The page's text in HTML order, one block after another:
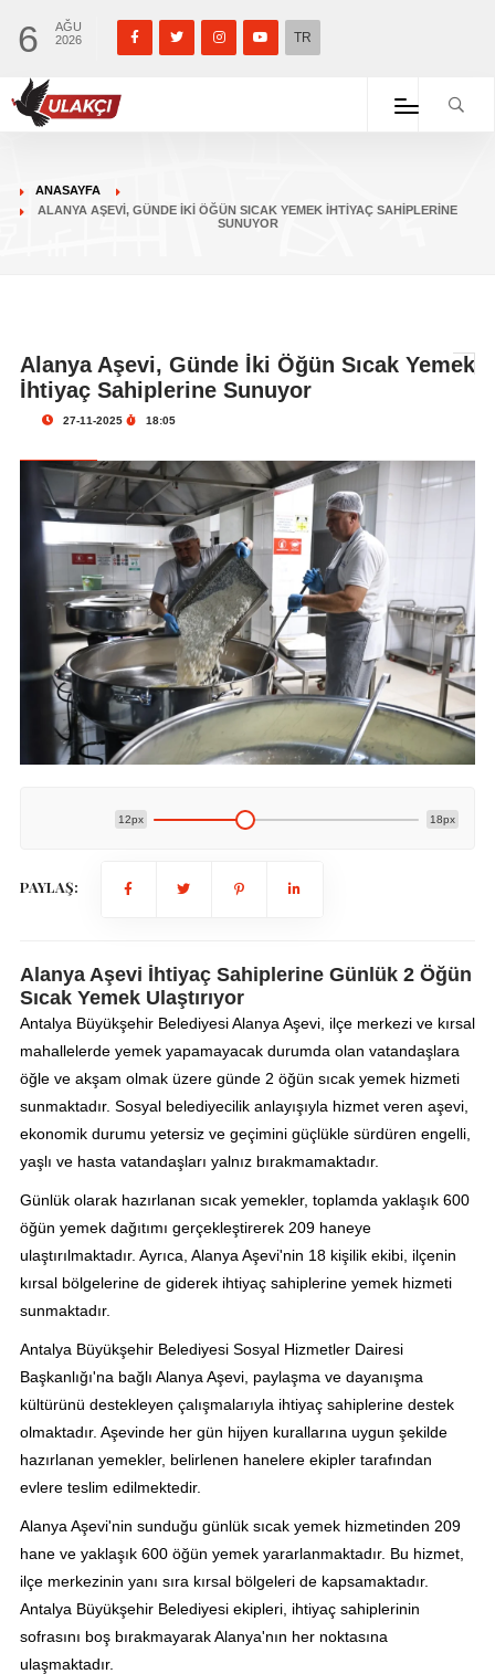
6
AĞU
2026
TR
ANASAYFA
ALANYA AŞEVI, GÜNDE İKI ÖĞÜN SICAK YEMEK İHTIYAÇ SAHIPLERINE
SUNUYOR
Alanya Aşevi, Günde İki Öğün Sıcak Yemek
İhtiyaç Sahiplerine Sunuyor
27-11-2025 18:05
12px 18px
PAYLAŞ:
Alanya Aşevi İhtiyaç Sahiplerine Günlük 2 Öğün
Sıcak Yemek Ulaştırıyor
Antalya Büyükşehir Belediyesi Alanya Aşevi, ilçe merkezi ve kırsal
mahallelerde yemek yapamayacak durumda olan vatandaşlara
öğle ve akşam olmak üzere günde 2 öğün sıcak yemek hizmeti
sunmaktadır. Sosyal belediyecilik anlayışıyla hizmet veren aşevi,
ekonomik durumu yetersiz ve geçimini güçlükle sürdüren engelli,
yaşlı ve hasta vatandaşları yalnız bırakmamaktadır.
Günlük olarak hazırlanan sıcak yemekler, toplamda yaklaşık 600
öğün yemek dağıtımı gerçekleştirerek 209 haneye
ulaştırılmaktadır. Ayrıca, Alanya Aşevi'nin 18 kişilik ekibi, ilçenin
kırsal bölgelerine de giderek ihtiyaç sahiplerine yemek hizmeti
sunmaktadır.
Antalya Büyükşehir Belediyesi Sosyal Hizmetler Dairesi
Başkanlığı'na bağlı Alanya Aşevi, paylaşma ve dayanışma
kültürünü destekleyen çalışmalarıyla ihtiyaç sahiplerine destek
olmaktadır. Aşevinde her gün hijyen kurallarına uygun şekilde
hazırlanan yemekler, belirlenen hanelere ekipler tarafından
evlere teslim edilmektedir.
Alanya Aşevi'nin sunduğu günlük sıcak yemek hizmetinden 209
hane ve yaklaşık 600 öğün yemek yararlanmaktadır. Bu hizmet,
ilçe merkezinin yanı sıra kırsal bölgeleri de kapsamaktadır.
Antalya Büyükşehir Belediyesi ekipleri, ihtiyaç sahiplerinin
sofrasını boş bırakmayarak Alanya'nın her noktasına
ulaşmaktadır.